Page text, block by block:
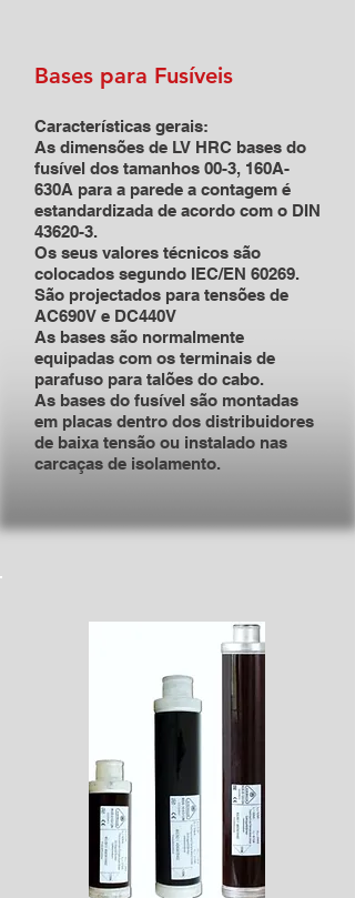
Bases para Fusíveis
Características gerais:
As dimensões de LV HRC bases do
fusível dos tamanhos 00-3, 160A-
630A para a parede a contagem é
estandardizada de acordo com o DIN
43620-3.
Os seus valores técnicos são
colocados segundo IEC/EN 60269.
São projectados para tensões de
AC690V e DC440V
As bases são normalmente
equipadas com os terminais de
parafuso para talões do cabo.
As bases do fusível são montadas
em placas dentro dos distribuidores
de baixa tensão ou instalado nas
carcaças de isolamento.